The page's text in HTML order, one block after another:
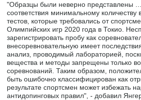
"Образцы были неверно представлены
соответствия минимальному количеству
тестов, которые требовались от
Олимпийских игр 2020 года в Токио.
зарегистрировать пробу как
внесоревновательную имеет
анализ, проводимый лабораторией,
вещества и методы запрещены только
соревнований. Таким образом,
быть ошибочно классифицирован как
результате спортсмен может избежать
антидопинговых правил", - добавил